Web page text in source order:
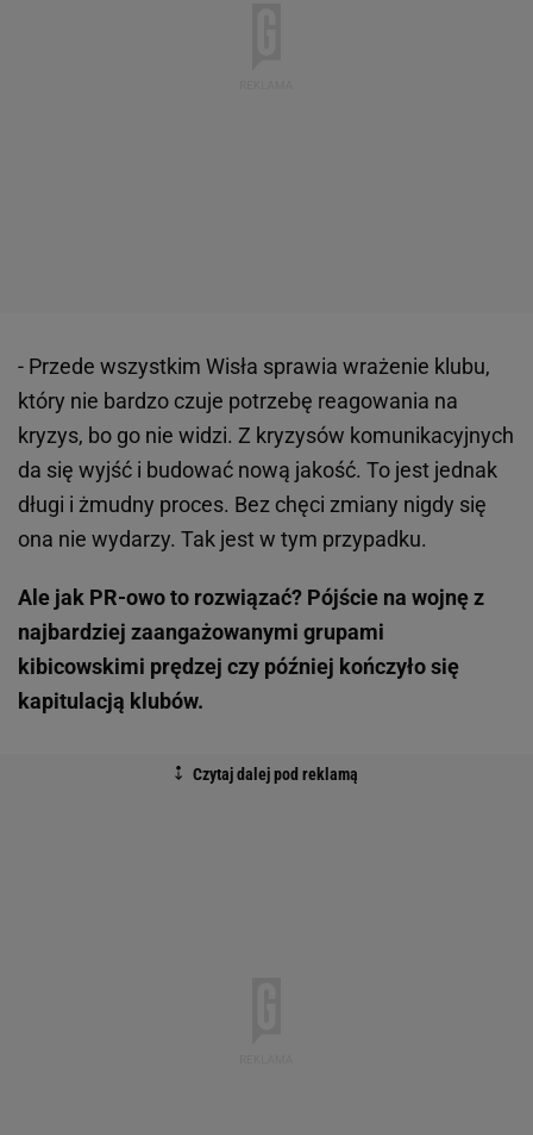
- Przede wszystkim Wisła sprawia wrażenie klubu,
który nie bardzo czuje potrzebę reagowania na
kryzys, bo go nie widzi. Z kryzysów komunikacyjnych
da się wyjść i budować nową jakość. To jest jednak
długi i żmudny proces. Bez chęci zmiany nigdy się
ona nie wydarzy. Tak jest w tym przypadku.
Ale jak PR-owo to rozwiązać? Pójście na wojnę z
najbardziej zaangażowanymi grupami
kibicowskimi prędzej czy później kończyło się
kapitulacją klubów.